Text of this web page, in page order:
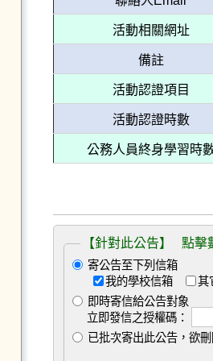
活動相關網址
備註
活動認證項目
活動認證時數
公務人員終身學習時
【針對此公告】 點擊
寄公告至下列信箱
我的學校信箱
其
即時寄信給公告對象
立即發信之授權碼：
已批次寄出此公告，欲